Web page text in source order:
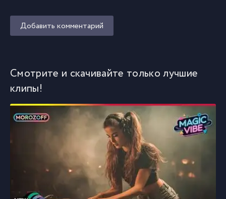
Добавить комментарий
Смотрите и скачивайте только лучшие
клипы!